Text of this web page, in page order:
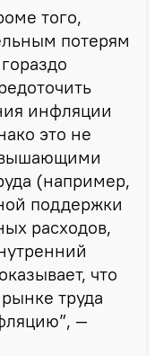
того,
потерям
инфляции
это не
(например,
поддержки
расходов,
что
труда
—